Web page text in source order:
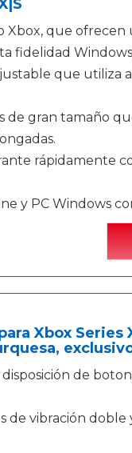
Xbox, que
fidelidad
que utiliza
gran tamaño
rápidamente
y PC Windows
Xbox Series
de
vibración doble